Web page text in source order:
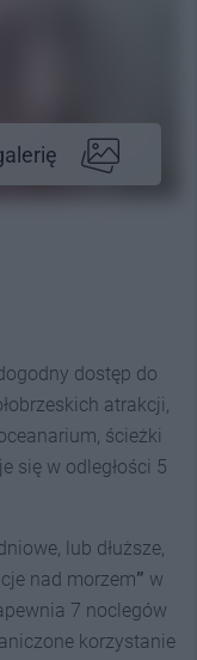
dostęp do
atrakcji,
ścieżki
się w odległości 5
lub dłuższe,
nad morzem” w
7 noclegów
korzystanie